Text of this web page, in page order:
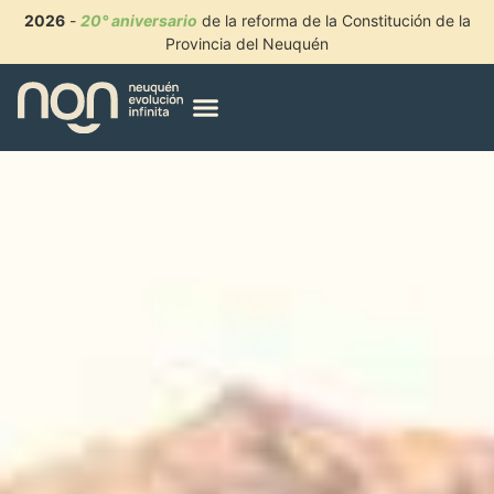
2026- 20° aniversario de la reforma de la Constitución de la
Provincia del Neuquén